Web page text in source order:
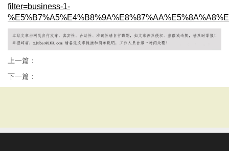
filter=business-1-
上一篇：
下一篇：